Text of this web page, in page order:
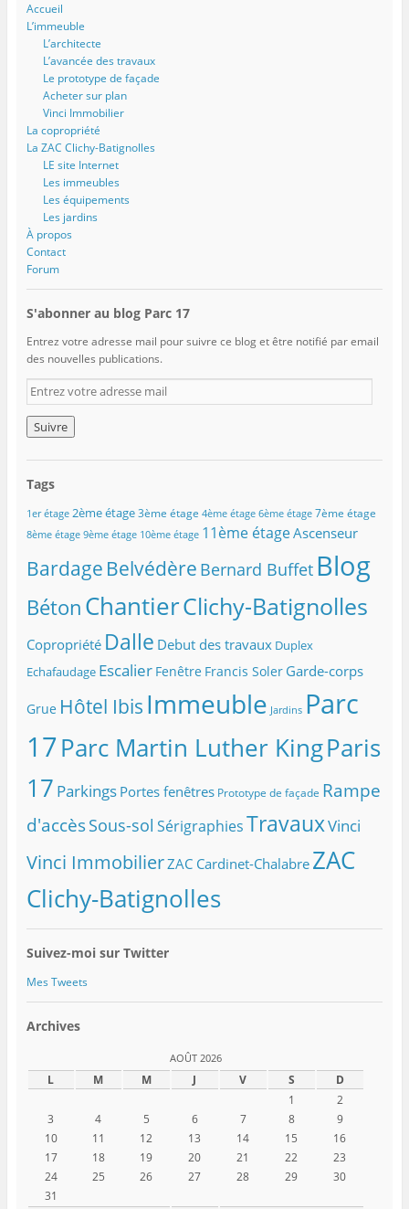
Accueil
L’immeuble
L’architecte
L’avancée des travaux
Le prototype de façade
Acheter sur plan
Vinci Immobilier
La copropriété
La ZAC Clichy-Batignolles
LE site Internet
Les immeubles
Les équipements
Les jardins
À propos
Contact
Forum
S'abonner au blog Parc 17
Entrez votre adresse mail pour suivre ce blog et être notifié par email
des nouvelles publications.
E
n
t
r
e
v
o
r
e
a
r
s
s
a
Tags
1er étage 2ème étage 3ème étage 4ème étage 6ème étage 7ème étage
8ème étage 9ème étage 10ème étage 11ème étageAscenseur
Bardage Belvédère Bernard Buffet Blog
Béton ChantierClichy-Batignolles
Copropriété Dalle Debut des travaux Duplex
Echafaudage Escalier Fenêtre Francis Soler Garde-corps
Grue Hôtel Ibis Immeuble Jardins Parc
17Parc Martin Luther KingParis
17 Parkings Portes fenêtres Prototype de façade Rampe
d'accèsSous-sol SérigraphiesTravauxVinci
Vinci ImmobilierZAC Cardinet-Chalabre ZAC
Clichy-Batignolles
Suivez-moi sur Twitter
Mes Tweets
Archives
AOÛT 2026
L M M J V S D
1
2
3
4 5 6 7 8
9
10
11 12 13 14 15
16
17
18 19 20 21 22
23
24
25 26 27 28 29
30
31